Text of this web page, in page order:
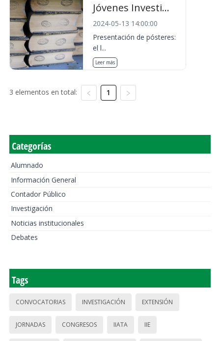
Jóvenes Investi...
2024-05-13 14:00:00
Presentación de pósteres:
el l...
Leer más
3 elementos en total: 1
Categorías
Alumnado
Información General
Contador Público
Investigación
Noticias institucionales
Debates
Tags
CONVOCATORIAS INVESTIGACIÓN EXTENSIÓN
JORNADAS CONGRESOS IIATA IIE